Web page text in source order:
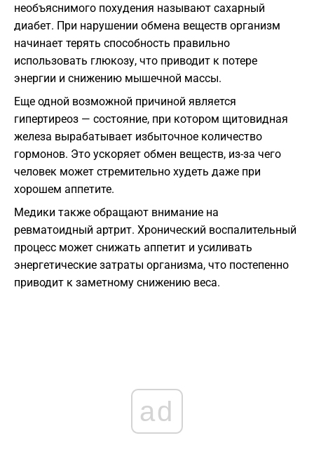
необъяснимого похудения называют сахарный
диабет. При нарушении обмена веществ организм
начинает терять способность правильно
использовать глюкозу, что приводит к потере
энергии и снижению мышечной массы.
Еще одной возможной причиной является
гипертиреоз — состояние, при котором щитовидная
железа вырабатывает избыточное количество
гормонов. Это ускоряет обмен веществ, из-за чего
человек может стремительно худеть даже при
хорошем аппетите.
Медики также обращают внимание на
ревматоидный артрит. Хронический воспалительный
процесс может снижать аппетит и усиливать
энергетические затраты организма, что постепенно
приводит к заметному снижению веса.
ad